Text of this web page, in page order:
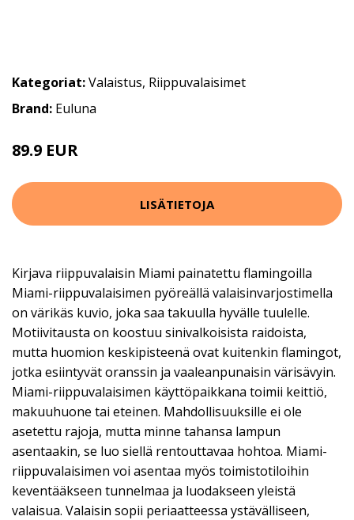
Kategoriat:Valaistus, Riippuvalaisimet
Brand: Euluna
89.9 EUR
LISÄTIETOJA
Kirjava riippuvalaisin Miami painatettu flamingoilla
Miami-riippuvalaisimen pyöreällä valaisinvarjostimella
on värikäs kuvio, joka saa takuulla hyvälle tuulelle.
Motiivitausta on koostuu sinivalkoisista raidoista,
mutta huomion keskipisteenä ovat kuitenkin flamingot,
jotka esiintyvät oranssin ja vaaleanpunaisin värisävyin.
Miami-riippuvalaisimen käyttöpaikkana toimii keittiö,
makuuhuone tai eteinen. Mahdollisuuksille ei ole
asetettu rajoja, mutta minne tahansa lampun
asentaakin, se luo siellä rentouttavaa hohtoa. Miami-
riippuvalaisimen voi asentaa myös toimistotiloihin
keventääkseen tunnelmaa ja luodakseen yleistä
valaisua. Valaisin sopii periaatteessa ystävälliseen,